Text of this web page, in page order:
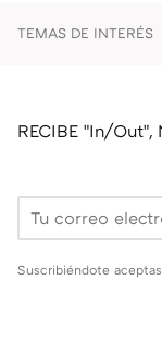
TEMAS DE INTERÉS
RECIBE "In/Out",
Suscribiéndote